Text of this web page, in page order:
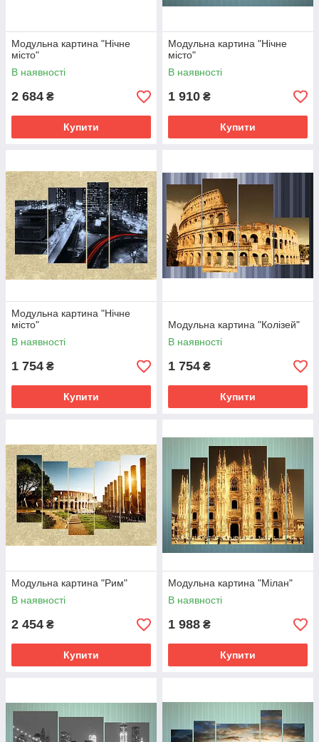
Модульна картина "Нічне
місто"
В наявності
2 684 ₴
Купити
Модульна картина "Нічне
місто"
В наявності
1 910 ₴
Купити
Модульна картина "Нічне
місто"
В наявності
1 754 ₴
Купити
Модульна картина "Колізей"
В наявності
1 754 ₴
Купити
Модульна картина "Рим"
В наявності
2 454 ₴
Купити
Модульна картина "Мілан"
В наявності
1 988 ₴
Купити